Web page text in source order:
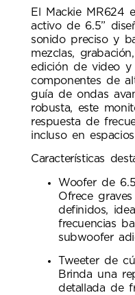
El Mackie MR624
activo de 6.5”
sonido preciso y
mezclas,
edición de video y
componentes de
guía de ondas
robusta, este
respuesta de
incluso en
Características
Woofer de
Ofrece
definidos,
frecuencias
subwoofer
Tweeter de
Brinda una
detallada de